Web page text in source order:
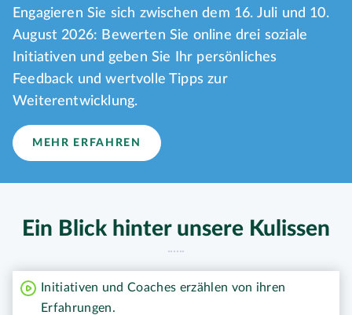
Engagieren Sie sich zwischen dem 16. Juli und 10.
August 2026: Bewerten Sie online drei soziale
Initiativen und geben Sie Ihr persönliches
Feedback und wertvolle Tipps zur
Weiterentwicklung.
MEHR ERFAHREN
Ein Blick hinter unsere Kulissen
Initiativen und Coaches erzählen von ihren
Erfahrungen.